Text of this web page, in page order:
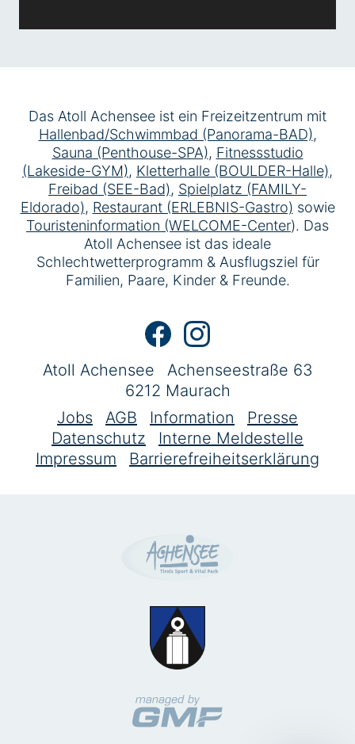
Das Atoll Achensee ist ein Freizeitzentrum mit
Hallenbad/Schwimmbad (Panorama-BAD),
Sauna (Penthouse-SPA), Fitnessstudio
(Lakeside-GYM), Kletterhalle (BOULDER-Halle),
Freibad (SEE-Bad), Spielplatz (FAMILY-
Eldorado), Restaurant (ERLEBNIS-Gastro) sowie
Touristeninformation (WELCOME-Center). Das
Atoll Achensee ist das ideale
Schlechtwetterprogramm & Ausflugsziel für
Familien, Paare, Kinder & Freunde.
Atoll Achensee
Achenseestraße 63
6212 Maurach
Jobs
AGB Information
Presse
Datenschutz
Interne Meldestelle
Impressum
Barrierefreiheitserklärung